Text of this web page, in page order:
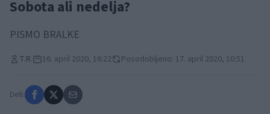
Sobota ali nedelja?
PISMO BRALKE
T.R. 16. april 2020, 16:22 Posodobljeno: 17. april 2020, 10:51
Deli: